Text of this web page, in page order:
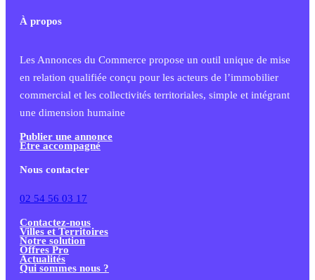
À propos
Les Annonces du Commerce propose un outil unique de mise
en relation qualifiée conçu pour les acteurs de l’immobilier
commercial et les collectivités territoriales, simple et intégrant
une dimension humaine
Publier une annonce
Etre accompagné
Nous contacter
02 54 56 03 17
Contactez-nous
Villes et Territoires
Notre solution
Offres Pro
Actualités
Qui sommes nous ?